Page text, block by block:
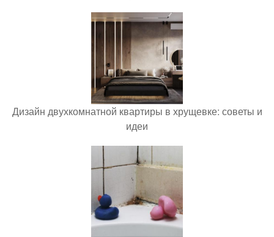
Дизайн двухкомнатной квартиры в хрущевке: советы и
идеи